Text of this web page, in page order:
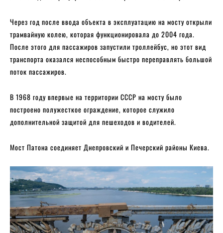
Через год после ввода объекта в эксплуатацию на мосту открыли
трамвайную колею, которая функционировала до 2004 года.
После этого для пассажиров запустили троллейбус, но этот вид
транспорта оказался неспособным быстро переправлять большой
поток пассажиров.
В 1968 году впервые на территории СССР на мосту было
построено полужесткое ограждение, которое служило
дополнительной защитой для пешеходов и водителей.
Мост Патона соединяет Днепровский и Печерский районы Киева.